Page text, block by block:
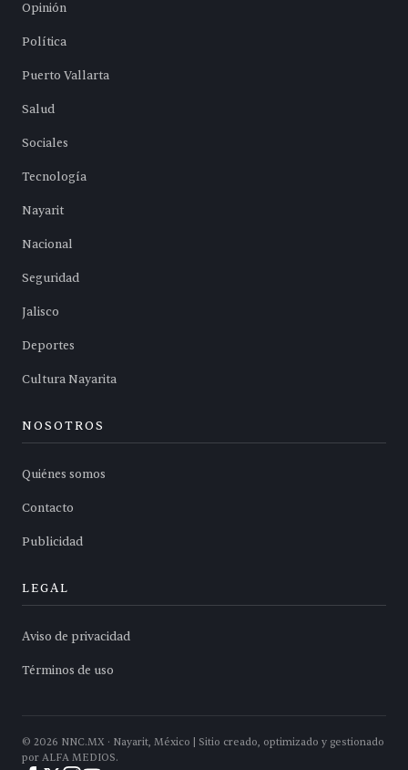
Opinión
Política
Puerto Vallarta
Salud
Sociales
Tecnología
Nayarit
Nacional
Seguridad
Jalisco
Deportes
Cultura Nayarita
NOSOTROS
Quiénes somos
Contacto
Publicidad
LEGAL
Aviso de privacidad
Términos de uso
© 2026 NNC.MX · Nayarit, México | Sitio creado, optimizado y gestionado
por ALFA MEDIOS.